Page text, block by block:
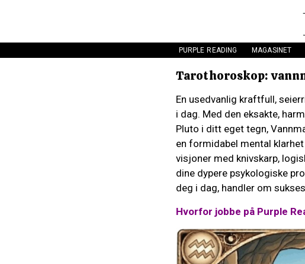
PURPLE READING MAGASINET
Tarothoroskop:
En usedvanlig kraftfull,
i dag. Med den eksakte,
Pluto i ditt eget tegn,
en formidabel mental
visjoner med knivskarp,
dine dypere psykologiske
deg i dag, handler om
Hvorfor jobbe på Purple